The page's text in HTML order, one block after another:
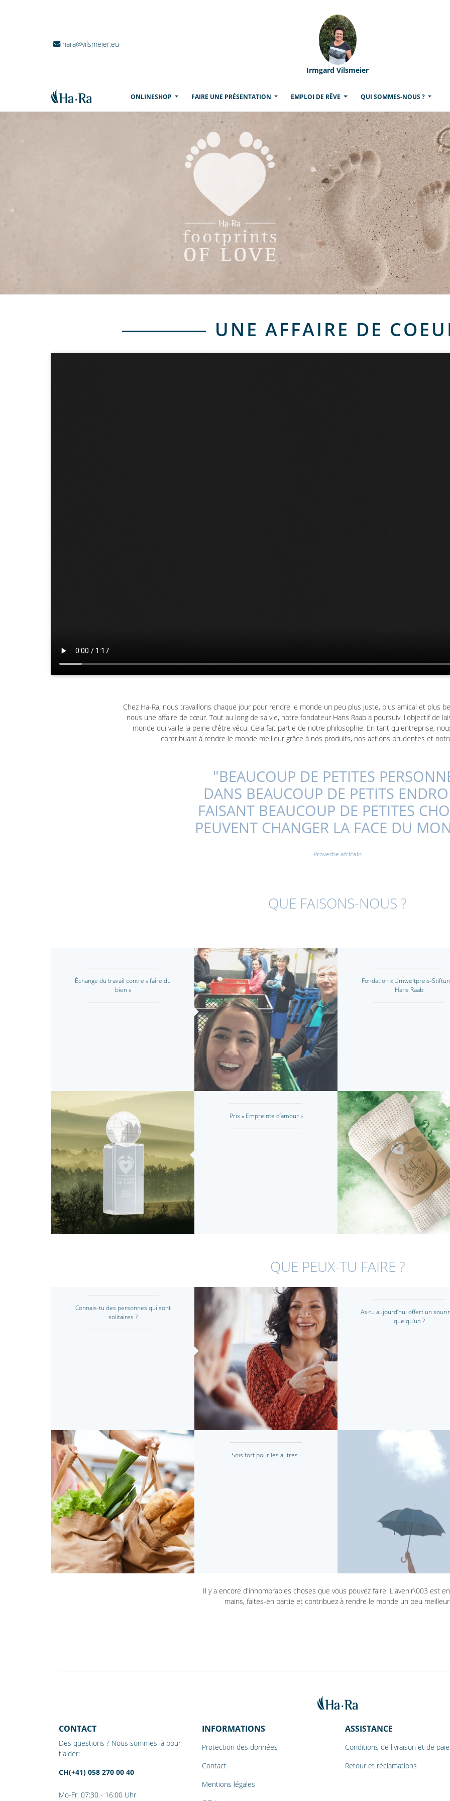
hara@vilsmeier.eu
Irmgard Vilsmeier
ONLINESHOP (CURRENT)FAIRE UNE PRÉSENTATION EMPLOI DE RÊVE QUI SOMMES-NOUS ?
UNE AFFAIRE DE
Chez Ha-Ra, nous travaillons chaque jour pour rendre le monde un peu plus juste, plus amical et plus
nous une affaire de cœur. Tout au long de sa vie, notre fondateur Hans Raab a poursuivi l'objectif de
monde qui vaille la peine d'être vécu. Cela fait partie de notre philosophie. En tant qu'entreprise,
contribuant à rendre le monde meilleur grâce à nos produits, nos actions prudentes et
"BEAUCOUP DE PETITES
DANS BEAUCOUP DE PETITS
FAISANT BEAUCOUP DE PETITES
PEUVENT CHANGER LA FACE DU
Proverbe africain
QUE FAISONS-NOUS ?
Échange du travail contre « faire du
bien »
Fondation « Umweltpreis-
Hans Raab
Prix « Empreinte d’amour »
QUE PEUX-TU FAIRE ?
Connais-tu des personnes qui sont
solitaires ?
As-tu aujourd’hui offert un
quelqu’un ?
Sois fort pour les autres !
Il y a encore d'innombrables choses que vous pouvez faire. L'avenir\003 est
mains, faites-en partie et contribuez à rendre le monde un peu
CONTACT
Des questions ? Nous sommes là pour
t'aider:
CH(+41) 058 270 00 40
Mo-Fr. 07:30 - 16:00 Uhr
INFORMATIONS
Protection des données
Contact
Mentions légales
ASSISTANCE
Conditions de livraison et de
Retour et réclamations